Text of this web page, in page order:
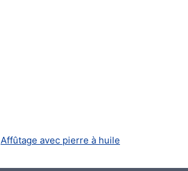
Affûtage avec pierre à huile